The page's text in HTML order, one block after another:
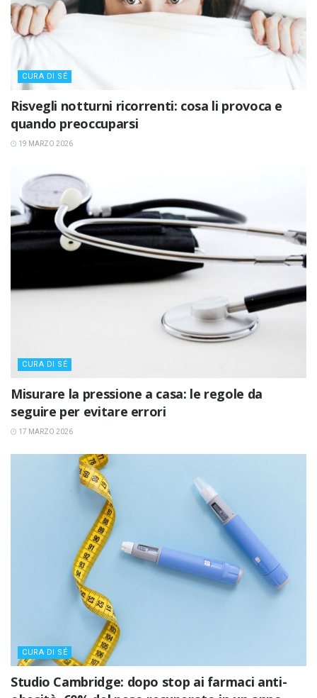
CURA DI SÉ
Risvegli notturni ricorrenti: cosa li provoca e
quando preoccuparsi
19 MARZO 2026
CURA DI SÉ
Misurare la pressione a casa: le regole da
seguire per evitare errori
17 MARZO 2026
CURA DI SÉ
Studio Cambridge: dopo stop ai farmaci anti-